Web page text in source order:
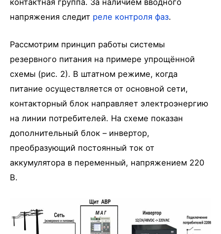
напряжения следит реле контроля фаз.
Рассмотрим принцип работы системы
резервного питания на примере упрощённой
схемы (рис. 2). В штатном режиме, когда
питание осуществляется от основной сети,
контакторный блок направляет электроэнергию
на линии потребителей. На схеме показан
дополнительный блок – инвертор,
преобразующий постоянный ток от
аккумулятора в переменный, напряжением 220
В.